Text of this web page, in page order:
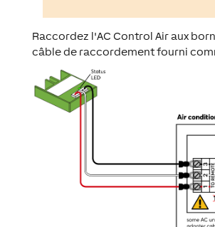
Raccordez l'AC Control Air aux
câble de raccordement fourni